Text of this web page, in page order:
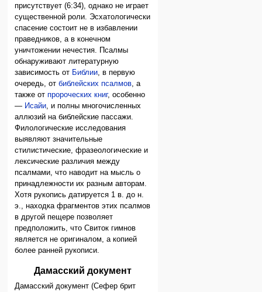
присутствует (6:34), однако не играет
существенной роли. Эсхатологически
спасение состоит не в избавлении
праведников, а в конечном
уничтожении нечестия. Псалмы
обнаруживают литературную
зависимость от Библии, в первую
очередь, отбиблейских псалмов, а
также отпророческих книг, особенно
— Исайи, и полны многочисленных
аллюзий на библейские пассажи.
Филологические исследования
выявляют значительные
стилистические, фразеологические и
лексические различия между
псалмами, что наводит на мысль о
принадлежности их разным авторам.
Хотя рукопись датируется 1 в. до н.
э., находка фрагментов этих псалмов
в другой пещере позволяет
предположить, что Свиток гимнов
является не оригиналом, а копией
более ранней рукописи.
Дамасский документ
Дамасский документ (Сефер брит